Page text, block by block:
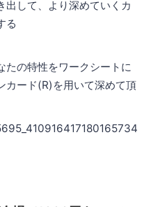
出して、より深めていくカ
る
たの特性をワークシートに
カード(R)を用いて深めて頂